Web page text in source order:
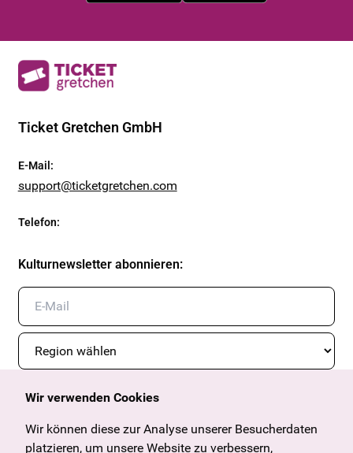
Ticket Gretchen GmbH
E-Mail:
support@ticketgretchen.com
Telefon:
Kulturnewsletter abonnieren:
Abonnieren
Wir verwenden Cookies
Wir können diese zur Analyse unserer Besucherdaten
platzieren, um unsere Website zu verbessern,